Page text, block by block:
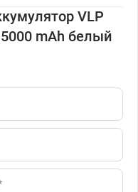
VLP
mAh белый